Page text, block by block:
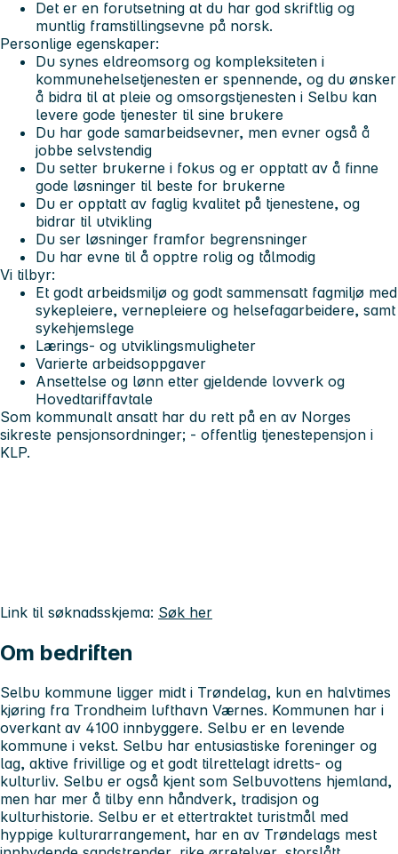
Det er en forutsetning at du har god skriftlig og
muntlig framstillingsevne på norsk.
Personlige egenskaper:
Du synes eldreomsorg og kompleksiteten i
kommunehelsetjenesten er spennende, og du ønsker
å bidra til at pleie og omsorgstjenesten i Selbu kan
levere gode tjenester til sine brukere
Du har gode samarbeidsevner, men evner også å
jobbe selvstendig
Du setter brukerne i fokus og er opptatt av å finne
gode løsninger til beste for brukerne
Du er opptatt av faglig kvalitet på tjenestene, og
bidrar til utvikling
Du ser løsninger framfor begrensninger
Du har evne til å opptre rolig og tålmodig
Vi tilbyr:
Et godt arbeidsmiljø og godt sammensatt fagmiljø med
sykepleiere, vernepleiere og helsefagarbeidere, samt
sykehjemslege
Lærings- og utviklingsmuligheter
Varierte arbeidsoppgaver
Ansettelse og lønn etter gjeldende lovverk og
Hovedtariffavtale
Som kommunalt ansatt har du rett på en av Norges
sikreste pensjonsordninger; - offentlig tjenestepensjon i
KLP.
Link til søknadsskjema: Søk her
Om bedriften
Selbu kommune ligger midt i Trøndelag, kun en halvtimes
kjøring fra Trondheim lufthavn Værnes. Kommunen har i
overkant av 4100 innbyggere. Selbu er en levende
kommune i vekst. Selbu har entusiastiske foreninger og
lag, aktive frivillige og et godt tilrettelagt idretts- og
kulturliv. Selbu er også kjent som Selbuvottens hjemland,
men har mer å tilby enn håndverk, tradisjon og
kulturhistorie. Selbu er et ettertraktet turistmål med
hyppige kulturarrangement, har en av Trøndelags mest